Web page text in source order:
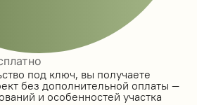
под ключ, вы получаете
без дополнительной оплаты —
и особенностей участка